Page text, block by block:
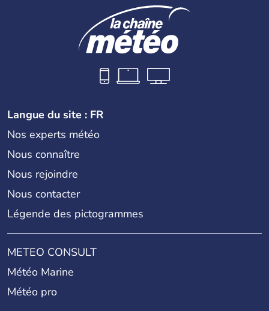
Langue du site : FR
Nos experts météo
Nous connaître
Nous rejoindre
Nous contacter
Légende des pictogrammes
METEO CONSULT
Météo Marine
Météo pro